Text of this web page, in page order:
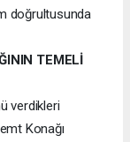
doğrultusunda
TEMELİ
verdikleri
Konağı